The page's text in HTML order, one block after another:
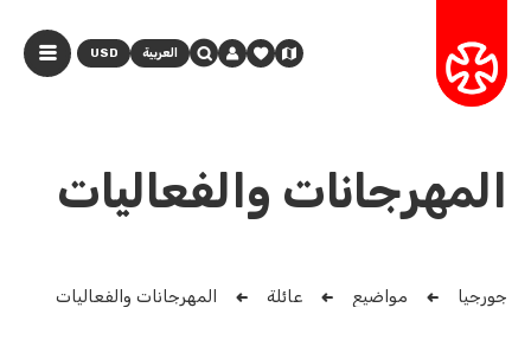
العربية USD
المهرجانات والفعاليات
جورجيا مواضيع عائلة المهرجانات والفعاليات